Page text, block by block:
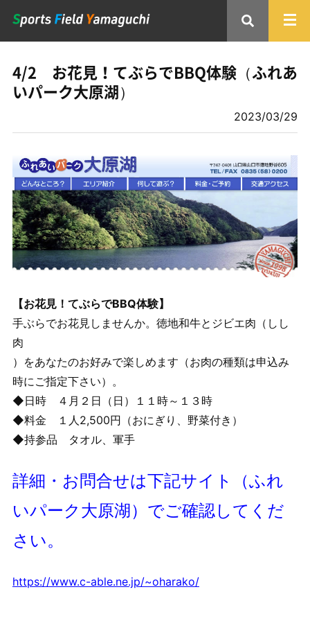
4/2 お花見！てぶらでBBQ体験（ふれあ
いパーク大原湖）
2023/03/29
【お花見！てぶらでBBQ体験】
手ぶらでお花見しませんか。徳地和牛とジビエ肉（しし
肉
）をあなたのお好みで楽しめます（お肉の種類は申込み
時にご指定下さい）。
◆日時 ４月２日（日）１１時～１３時
◆料金 １人2,500円（おにぎり、野菜付き）
◆持参品 タオル、軍手
詳細・お問合せは下記サイト（ふれ
いパーク大原湖）でご確認してくだ
さい。
https://www.c-able.ne.jp/~oharako/